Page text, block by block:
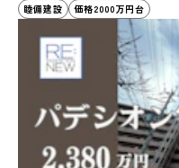
睦備建設
価格2000万円台